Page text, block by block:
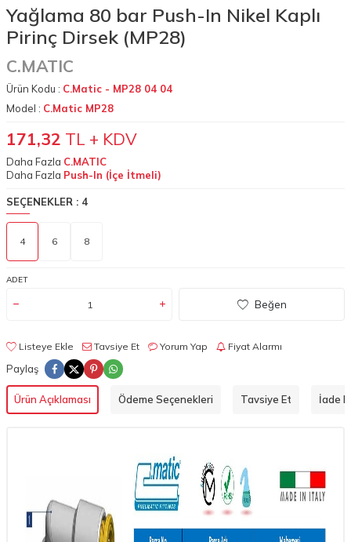
Yağlama 80 bar Push-In Nikel Kaplı
Pirinç Dirsek (MP28)
C.MATIC
Ürün Kodu : C.Matic - MP28 04 04
Model : C.Matic MP28
171,32 TL + KDV
Daha Fazla C.MATIC
Daha Fazla Push-In (İçe İtmeli)
SEÇENEKLER : 4
4 6 8
ADET
Beğen
Listeye Ekle Tavsiye Et Yorum Yap Fiyat Alarmı
Paylaş
Ürün Açıklaması Ödeme Seçenekleri Tavsiye Et İade